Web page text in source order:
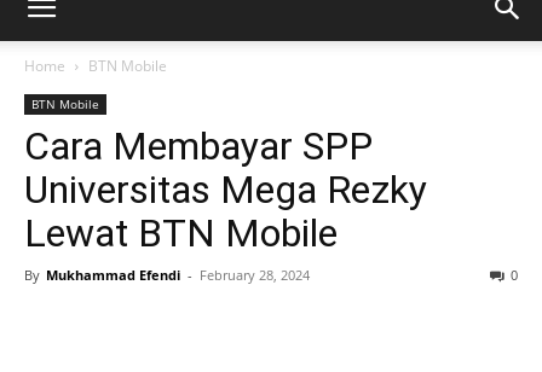
Home BTN Mobile
BTN Mobile
Cara Membayar SPP
Universitas Mega Rezky
Lewat BTN Mobile
By Mukhammad Efendi - February 28, 2024 0